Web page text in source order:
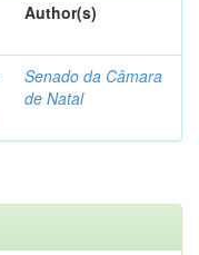
Author(s)
Senado da Câmara
de Natal